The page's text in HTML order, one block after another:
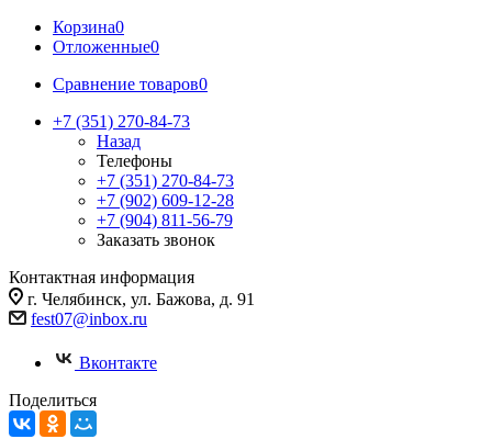
Корзина0
Отложенные0
Сравнение товаров0
+7 (351) 270-84-73
Назад
Телефоны
+7 (351) 270-84-73
+7 (902) 609-12-28
+7 (904) 811-56-79
Заказать звонок
Контактная информация
г. Челябинск, ул. Бажова, д. 91
fest07@inbox.ru
Вконтакте
Поделиться